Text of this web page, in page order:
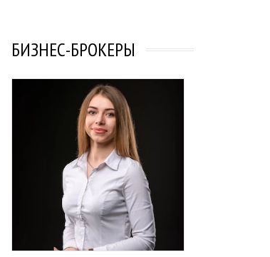
БИЗНЕС-БРОКЕРЫ